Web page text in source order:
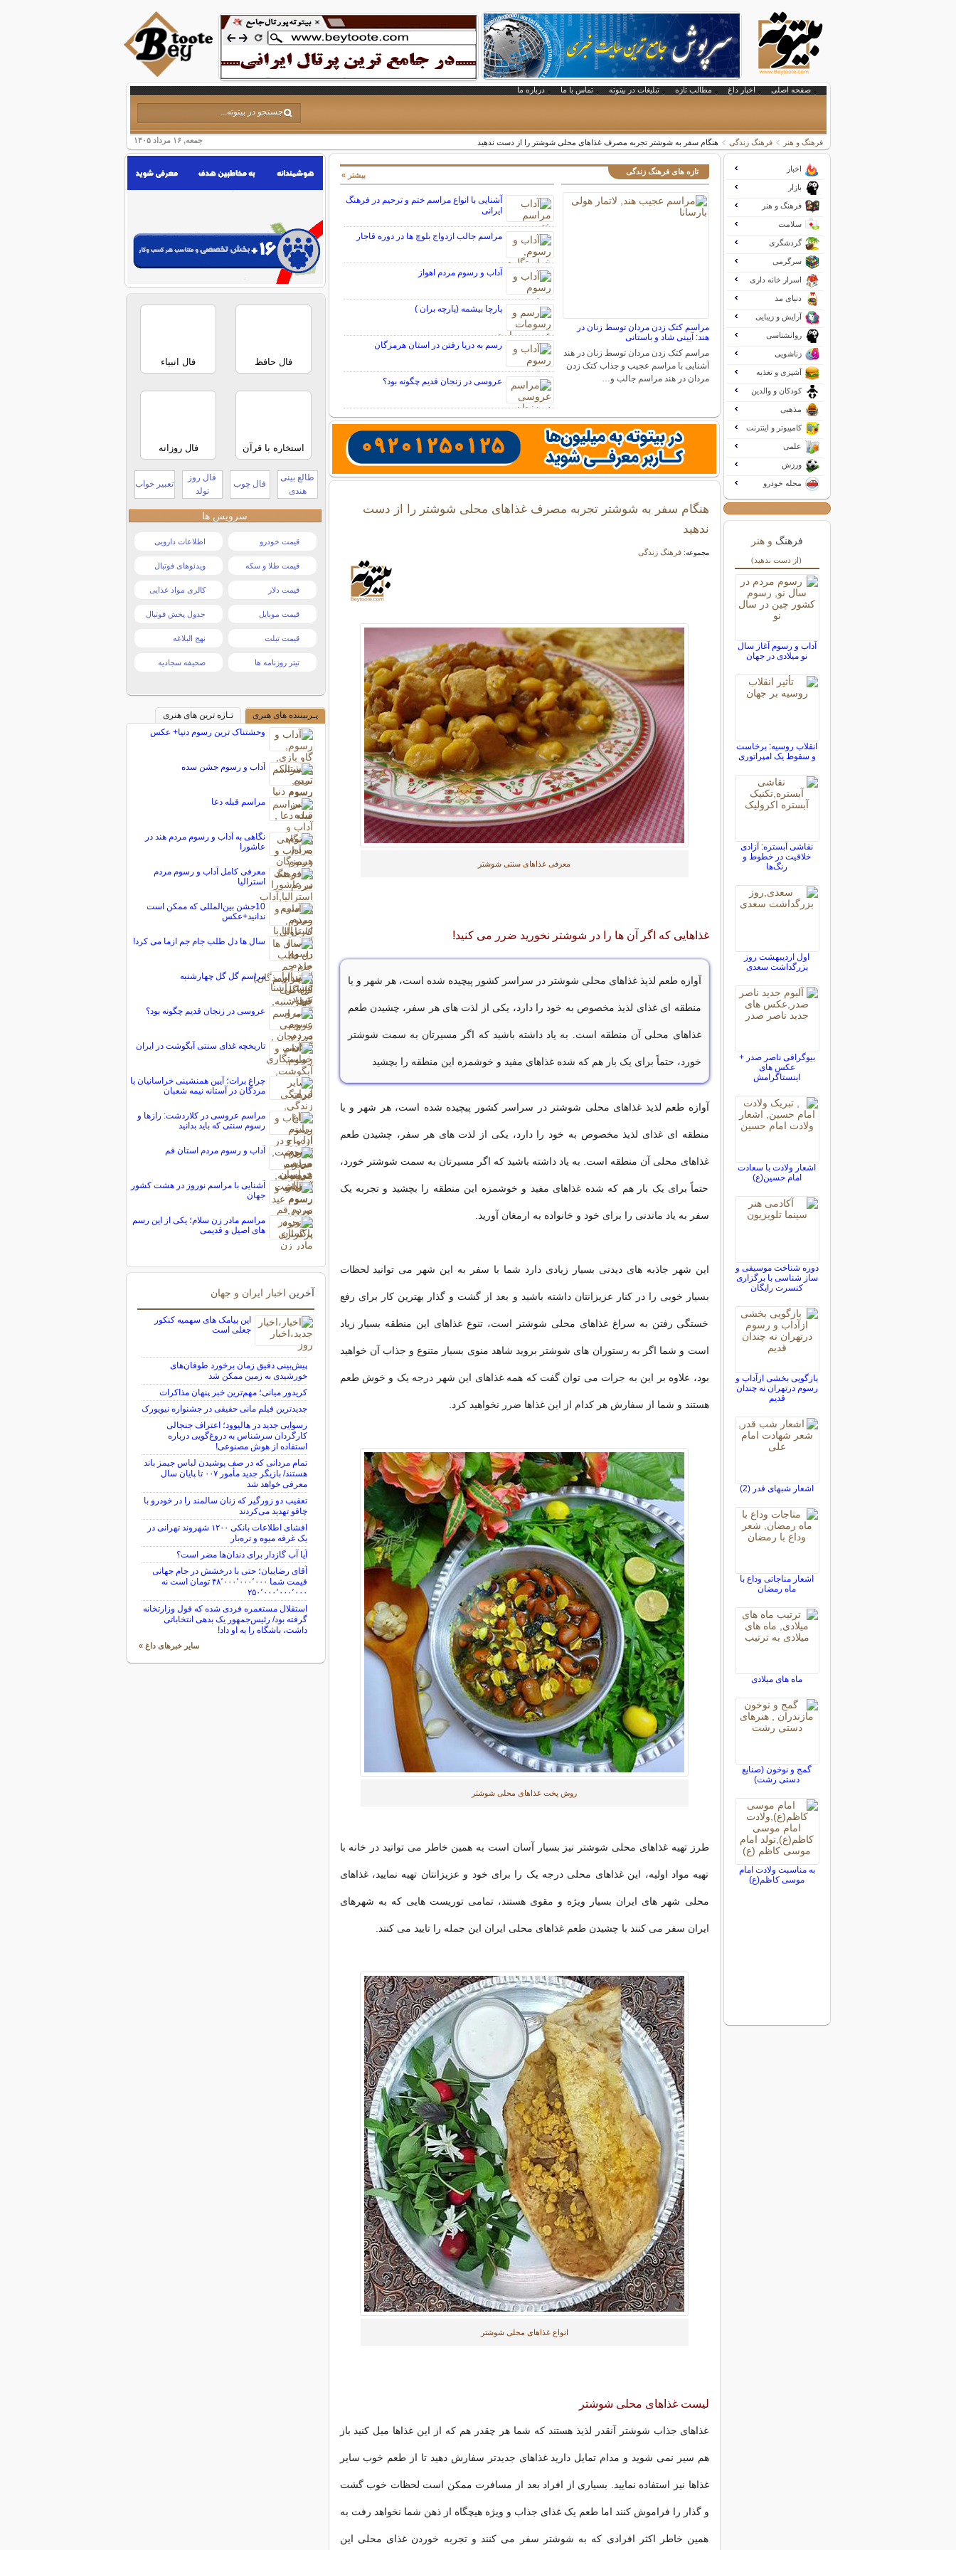
صفحه اصلی اخبار داغ مطالب تازه تبلیغات در بیتوته تماس با ما درباره ما
جمعه, ۱۶ مرداد ۱۴۰۵ فرهنگ و هنر فرهنگ زندگی هنگام سفر به شوشتر تجربه مصرف غذاهای محلی شوشتر را از دست ندهید
تازه های فرهنگ زندگی
مراسم کتک زدن مردان توسط زنان در
هند: آیینی شاد و باستانی
مراسم کتک زدن مردان توسط زنان در هند
آشنایی با مراسم عجیب و جذاب کتک زدن
مردان در هند مراسم جالب و…
آشنایی با انواع مراسم ختم و ترحیم در فرهنگ
ایرانی
مراسم جالب ازدواج بلوچ ها در دوره قاجار
آداب و رسوم مردم اهواز
پارچا بیشمه (پارچه بران )
رسم به دریا رفتن در استان هرمزگان
عروسی در زنجان قدیم چگونه بود؟
بیشتر »
هنگام سفر به شوشتر تجربه مصرف غذاهای محلی شوشتر را از دست
ندهید
مجموعه:فرهنگ زندگی
معرفی غذاهای سنتی شوشتر
غذاهایی که اگر آن ها را در شوشتر نخورید ضرر می کنید!
آوازه طعم لذیذ غذاهای محلی شوشتر در سراسر کشور پیچیده شده است، هر شهر و یا
منطقه ای غذای لذیذ مخصوص به خود را دارد، یکی از لذت های هر سفر، چشیدن طعم
غذاهای محلی آن منطقه است. به یاد داشته باشید که اگر مسیرتان به سمت شوشتر
خورد، حتماً برای یک بار هم که شده غذاهای مفید و خوشمزه این منطقه را بچشید
آوازه طعم لذیذ غذاهای محلی شوشتر در سراسر کشور پیچیده شده است، هر شهر و یا
منطقه ای غذای لذیذ مخصوص به خود را دارد، یکی از لذت های هر سفر، چشیدن طعم
غذاهای محلی آن منطقه است. به یاد داشته باشید که اگر مسیرتان به سمت شوشتر خورد،
حتماً برای یک بار هم که شده غذاهای مفید و خوشمزه این منطقه را بچشید و تجربه یک
سفر به یاد ماندنی را برای خود و خانواده به ارمغان آورید.
این شهر جاذبه های دیدنی بسیار زیادی دارد شما با سفر به این شهر می توانید لحظات
بسیار خوبی را در کنار عزیزانتان داشته باشید و بعد از گشت و گذار بهترین کار برای رفع
خستگی رفتن به سراغ غذاهای محلی شوشتر است، تنوع غذاهای این منطقه بسیار زیاد
است و شما اگر به رستوران های شوشتر بروید شاهد منوی بسیار متنوع و جذاب آن خواهید
بود، علاوه بر این به جرات می توان گفت که همه غذاهای این شهر درجه یک و خوش طعم
هستند و شما از سفارش هر کدام از این غذاها ضرر نخواهید کرد.
روش پخت غذاهای محلی شوشتر
طرز تهیه غذاهای محلی شوشتر نیز بسیار آسان است به همین خاطر می توانید در خانه با
تهیه مواد اولیه، این غذاهای محلی درجه یک را برای خود و عزیزانتان تهیه نمایید، غذاهای
محلی شهر های ایران بسیار ویژه و مقوی هستند، تمامی توریست هایی که به شهرهای
ایران سفر می کنند با چشیدن طعم غذاهای محلی ایران این جمله را تایید می کنند.
انواع غذاهای محلی شوشتر
لیست غذاهای محلی شوشتر
غذاهای جذاب شوشتر آنقدر لذیذ هستند که شما هر چقدر هم که از این غذاها میل کنید باز
هم سیر نمی شوید و مدام تمایل دارید غذاهای جدیدتر سفارش دهید تا از طعم خوب سایر
غذاها نیز استفاده نمایید. بسیاری از افراد بعد از مسافرت ممکن است لحظات خوب گشت
و گذار را فراموش کنند اما طعم یک غذای جذاب و ویژه هیچگاه از ذهن شما نخواهد رفت به
همین خاطر اکثر افرادی که به شوشتر سفر می کنند و تجربه خوردن غذای محلی این
اخبار
بازار
فرهنگ و هنر
سلامت
گردشگری
سرگرمی
اسرار خانه داری
دنیای مد
آرایش و زیبایی
روانشناسی
زناشویی
آشپزی و تغذیه
کودکان و والدین
مذهبی
کامپیوتر و اینترنت
علمی
ورزش
مجله خودرو
فرهنگ و هنر
(از دست ندهید)
آداب و رسوم آغاز سال
نو میلادی در جهان
انقلاب روسیه: برخاست
و سقوط یک امپراتوری
نقاشی آبستره: آزادی
خلاقیت در خطوط و
رنگ‌ها
اول اردیبهشت روز
بزرگداشت سعدی
بيوگرافی ناصر صدر +
عکس های
اینستاگرامش
اشعار ولادت با سعادت
امام حسین(ع)
دوره شناخت موسیقی و
ساز شناسی با برگزاری
کنسرت رایگان
بازگویی بخشی ازآداب و
رسوم درتهران نه چندان
قدیم
اشعار شبهای قدر (2)
اشعار مناجاتی وداع با
ماه رمضان
ماه های میلادی
گمج و نوخون (صنایع
دستی رشت)
به مناسبت ولادت امام
موسى كاظم(ع)
فال حافظ فال انبیاء
استخاره با قرآن فال روزانه
طالع بینی
هندی
فال چوب
فال روز
تولد
تعبیر خواب
سرویس ها
قیمت خودرو اطلاعات دارویی
قیمت طلا و سکه ویدئوهای فوتبال
قیمت دلار کالری مواد غذایی
قیمت موبایل جدول پخش فوتبال
قیمت تبلت نهج البلاغه
تیتر روزنامه ها صحیفه سجادیه
پـربیننده های هنری
تـازه ترین های هنری
وحشتناک ترین رسوم دنیا+ عکس
آداب و رسوم جشن سده
مراسم قبله دعا
نگاهی به آداب و رسوم مردم هند در
عاشورا
معرفی کامل آداب و رسوم مردم
استرالیا
10جشن بین‌المللی که ممکن است
ندانید+عکس
سال ها دل طلب جام جم ازما می کرد!
مراسم گل گل چهارشنبه
عروسی در زنجان قدیم چگونه بود؟
تاریخچه غذای سنتی آبگوشت در ایران
چراغ برات؛ آیین همنشینی خراسانیان با
مردگان در آستانه نیمه شعبان
مراسم عروسی در کلاردشت: رازها و
رسوم سنتی که باید بدانید
آداب و رسوم مردم استان قم
آشنایی با مراسم نوروز در هشت کشور
جهان
مراسم مادر زن سلام؛ یکی از این رسم
های اصیل و قدیمی
آخرین اخبار ایران و جهان
این پیامک های سهمیه کنکور
جعلی است
پیش‌بینی دقیق زمان برخورد طوفان‌های
خورشیدی به زمین ممکن شد
کریدور میانی؛ مهم‌ترین خبر پنهان مذاکرات
جدیدترین فیلم مانی حقیقی در جشنواره نیویورک
رسوایی جدید در هالیوود؛ اعتراف جنجالی
کارگردان سرشناس به دروغ‌گویی درباره
استفاده از هوش مصنوعی!
تمام مردانی که در صف پوشیدن لباس جیمز باند
هستند/ بازیگر جدید مأمور ۰۰۷ تا پایان سال
معرفی خواهد شد
تعقیب دو زورگیر که زنان سالمند را در خودرو با
چاقو تهدید می‌کردند
افشای اطلاعات بانکی ۱۲۰۰ شهروند تهرانی در
یک غرفه میوه و تره‌بار
آیا آب گازدار برای دندان‌ها مضر است؟
آقای رضاییان؛ حتی با درخشش در جام جهانی
قیمت شما ۴۸٬۰۰۰٬۰۰۰٬۰۰۰ تومان است نه
۲۵۰٬۰۰۰٬۰۰۰٬۰۰۰
استقلال مستعمره فردی شده که قول وزارتخانه
گرفته بود/ رئیس‌جمهور یک بدهی انتخاباتی
داشت، باشگاه را به او داد!
سایر خبرهای داغ »